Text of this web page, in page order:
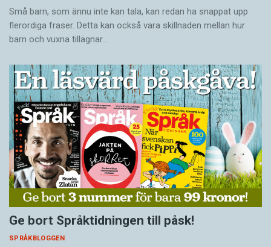
Små barn, som ännu inte kan tala, kan redan ha snappat upp
flerordiga fraser. Detta kan också vara skillnaden mellan hur
barn och vuxna tillägnar…
Ge bort Språktidningen till påsk!
SPRÅKBLOGGEN